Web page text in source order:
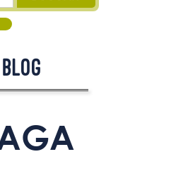
Blog